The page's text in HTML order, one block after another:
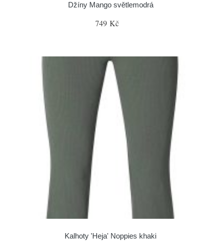
Džíny Mango světlemodrá
749 Kč
Kalhoty 'Heja' Noppies khaki